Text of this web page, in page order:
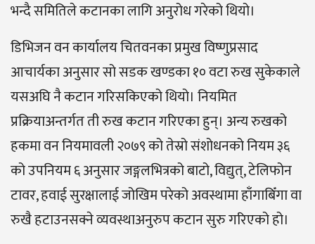
भन्दै समितिले कटानका लागि अनुरोध गरेको थियो।
डिभिजन वन कार्यालय चितवनका प्रमुख विष्णुप्रसाद
आचार्यका अनुसार सो सडक खण्डका १० वटा रुख सुकेकाले
यसअघि नै कटान गरिसकिएको थियो। नियमित
प्रक्रियाअन्तर्गत ती रुख कटान गरिएका हुन्। अन्य रुखको
हकमा वन नियमावली २०७९ को तेस्रो संशोधनको नियम ३६
को उपनियम ६ अनुसार जङ्गलभित्रको बाटो, विद्युत्, टेलिफोन
टावर, हवाई सुरक्षालाई जोखिम परेको अवस्थामा हाँगाबिँगा वा
रुखै हटाउनसक्ने व्यवस्थाअनुरुप कटान सुरु गरिएको हो।